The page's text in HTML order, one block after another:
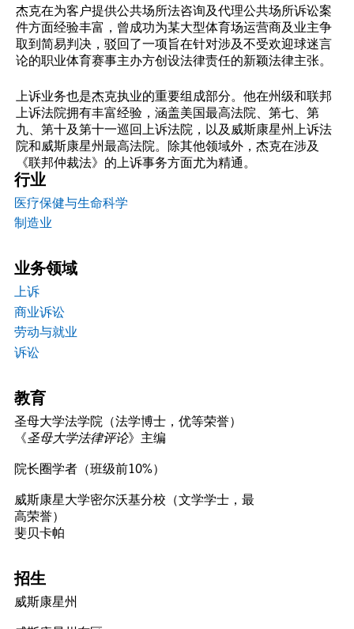
行业
医疗保健与生命科学
制造业
业务领域
上诉
商业诉讼
劳动与就业
诉讼
教育
圣母大学法学院（法学博士，优等荣誉）
《圣母大学法律评论》主编
院长圈学者（班级前10%）
威斯康星大学密尔沃基分校（文学学士，最
高荣誉）
斐贝卡帕
招生
威斯康星州
杰克在为客户提供公共场所法咨询及代理公共场所诉讼案
件方面经验丰富，曾成功为某大型体育场运营商及业主争
取到简易判决，驳回了一项旨在针对涉及不受欢迎球迷言
论的职业体育赛事主办方创设法律责任的新颖法律主张。
上诉业务也是杰克执业的重要组成部分。他在州级和联邦
上诉法院拥有丰富经验，涵盖美国最高法院、第七、第
九、第十及第十一巡回上诉法院，以及威斯康星州上诉法
院和威斯康星州最高法院。除其他领域外，杰克在涉及
《联邦仲裁法》的上诉事务方面尤为精通。